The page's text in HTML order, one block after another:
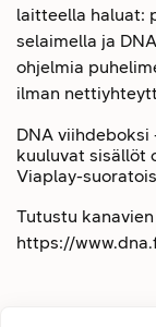
laitteella haluat:
selaimella ja
ohjelmia
ilman
DNA
kuuluvat sisällöt
Viaplay-
Tutustu
https://